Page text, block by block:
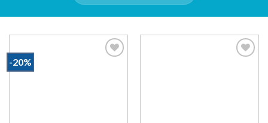
-20%